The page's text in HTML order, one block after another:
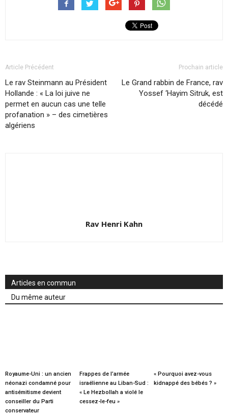
Article Précédent
Le rav Steinmann au Président
Hollande : « La loi juive ne
permet en aucun cas une telle
profanation » – des cimetières
algériens
Prochain article
Le Grand rabbin de France, rav
Yossef ‘Hayim Sitruk, est
décédé
Rav Henri Kahn
Articles en commun
Du même auteur
Royaume-Uni : un ancien
néonazi condamné pour
antisémitisme devient
conseiller du Parti
conservateur
Frappes de l’armée
israélienne au Liban-Sud :
« Le Hezbollah a violé le
cessez-le-feu »
« Pourquoi avez-vous
kidnappé des bébés ? »